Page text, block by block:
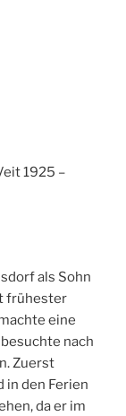
1925 –
als Sohn
frühester
eine
nach
Zuerst
in den Ferien
da er im